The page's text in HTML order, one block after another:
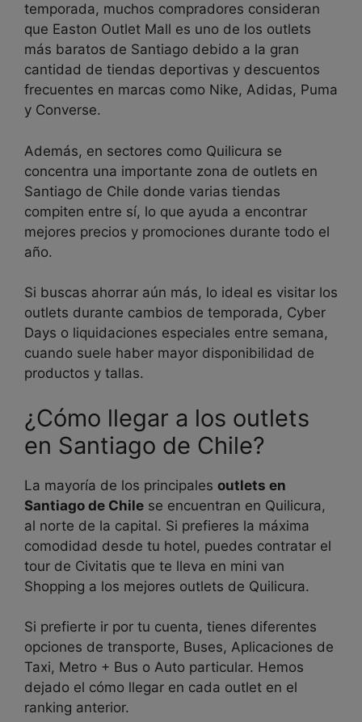
temporada, muchos compradores consideran
que Easton Outlet Mall es uno de los outlets
más baratos de Santiago debido a la gran
cantidad de tiendas deportivas y descuentos
frecuentes en marcas como Nike, Adidas, Puma
y Converse.
Además, en sectores como Quilicura se
concentra una importante zona de outlets en
Santiago de Chile donde varias tiendas
compiten entre sí, lo que ayuda a encontrar
mejores precios y promociones durante todo el
año.
Si buscas ahorrar aún más, lo ideal es visitar los
outlets durante cambios de temporada, Cyber
Days o liquidaciones especiales entre semana,
cuando suele haber mayor disponibilidad de
productos y tallas.
¿Cómo llegar a los outlets
en Santiago de Chile?
La mayoría de los principales outlets en
Santiago de Chile se encuentran en Quilicura,
al norte de la capital. Si prefieres la máxima
comodidad desde tu hotel, puedes contratar el
tour de Civitatis que te lleva en mini van
Shopping a los mejores outlets de Quilicura.
Si prefierte ir por tu cuenta, tienes diferentes
opciones de transporte, Buses, Aplicaciones de
Taxi, Metro + Bus o Auto particular. Hemos
dejado el cómo llegar en cada outlet en el
ranking anterior.